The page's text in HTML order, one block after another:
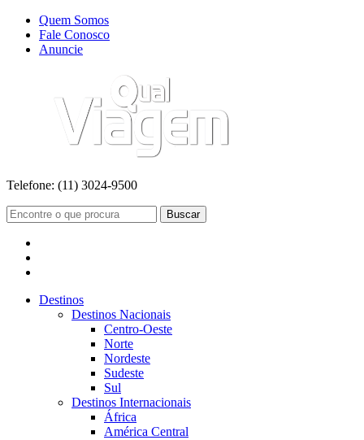
Quem Somos
Fale Conosco
Anuncie
Telefone: (11) 3024-9500
Buscar
Destinos
Destinos Nacionais
Centro-Oeste
Norte
Nordeste
Sudeste
Sul
Destinos Internacionais
África
América Central